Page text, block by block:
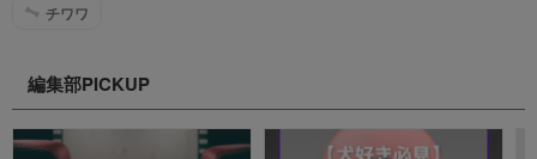
チワワ
編集部PICKUP